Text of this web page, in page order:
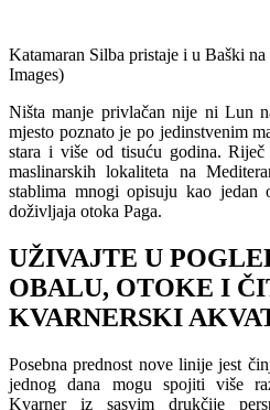
Katamaran Silba pristaje i u Baški
Images)
Ništa manje privlačan nije ni Lun
mjesto poznato je po jedinstvenim
stara i više od tisuću godina.
maslinarskih lokaliteta na
stablima mnogi opisuju kao jedan
doživljaja otoka Paga.
UŽIVAJTE U
OBALU, OTOKE I
KVARNERSKI
Posebna prednost nove linije jest
jednog dana mogu spojiti više
Kvarner iz sasvim drukčije